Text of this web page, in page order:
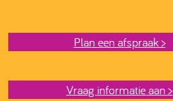
Plan een afspraak >
Vraag informatie aan >